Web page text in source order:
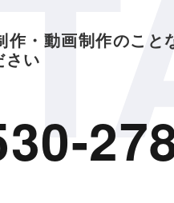
・動画制作のこと
さい